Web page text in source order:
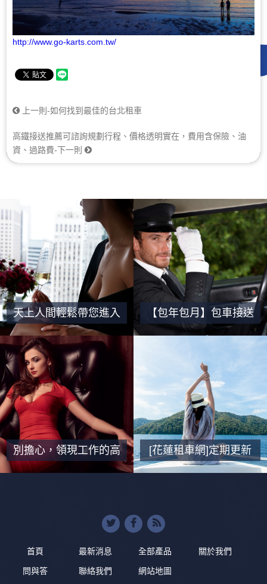
http://www.go-karts.com.tw/
上一則-如何找到最佳的台北租車
高鐵接送推薦可諮詢規劃行程、價格透明實在，費用含保險、油
資、過路費-下一則
天上人間輕鬆帶您進入
酒店市場-舒壓按摩,夜
晚放鬆,輕鬆時間
【包年包月】包車接送
服務｜租車手機專線直
費
別擔心，領現工作的高
薪不是陷阱，獎金從這
[花蓮租車網]定期更新
｜包車旅遊｜A租B還
首頁 最新消息 全部產品 關於我們
問與答 聯絡我們 網站地圖